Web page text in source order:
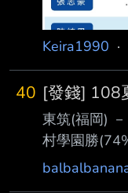
Keira1990 ·
40 [發錢] 108
東筑(福岡)
村學園勝
州地區最具